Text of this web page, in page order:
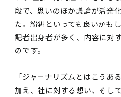
段で、思いのほか議論が活発
た。紛糾といっても良いかも
記者出身者が多く、内容に対
のです。
「ジャーナリズムとはこうあ
加え、社に対する想い、そし